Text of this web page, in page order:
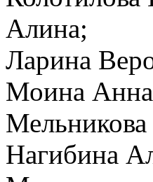
Алина;
Ларина
Моина
Нагибина